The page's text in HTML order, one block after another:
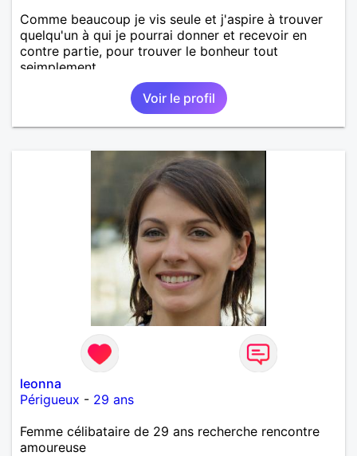
Comme beaucoup je vis seule et j'aspire à trouver
quelqu'un à qui je pourrai donner et recevoir en
contre partie, pour trouver le bonheur tout
seimplement.
Voir le profil
leonna
Périgueux - 29 ans
Femme célibataire de 29 ans recherche rencontre
amoureuse